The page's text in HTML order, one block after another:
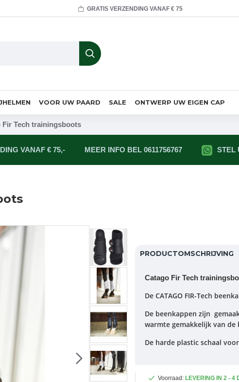
GRATIS VERZENDING VANAF € 75
VOOR UW PAARD SALE ONTWERP UW EIGEN CAP
Fir Tech trainingsboots
VANAF € 75,- MEER INFO BEL 0611756767 STEL
PRODUCTOMSCHRIJVING
Catago Fir Tech
De CATAGO FIR-Tech
De beenkappen zijn
warmte gemakkelijk van de
De harde plastic schaal
Voorraad: LEVERING IN 2 - 4